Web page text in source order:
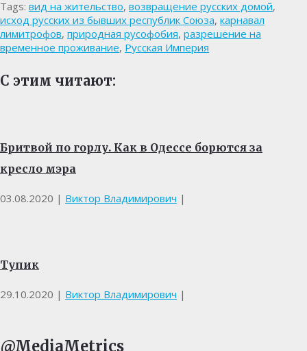
Tags: вид на жительство, возвращение русских домой,
исход русских из бывших республик Союза, карнавал
лимитрофов, природная русофобия, разрешение на
временное проживание, Русская Империя
С этим читают:
Бритвой по горлу. Как в Одессе борются за
кресло мэра
03.08.2020 | Виктор Владимирович |
Тупик
29.10.2020 | Виктор Владимирович |
@MediaMetrics